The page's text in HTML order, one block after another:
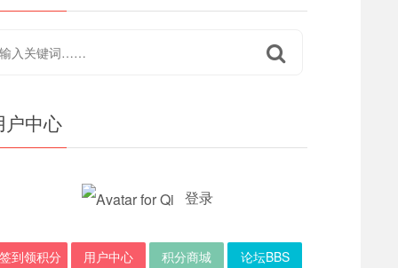
户中心
登录
签到领积分 用户中心 积分商城 论坛BBS